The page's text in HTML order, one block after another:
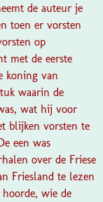
de auteur je
toen er vorsten
op
met de eerste
koning van
waarin de
wat hij voor
blijken vorsten te
een was
over de Friese
Friesland te lezen
wie de